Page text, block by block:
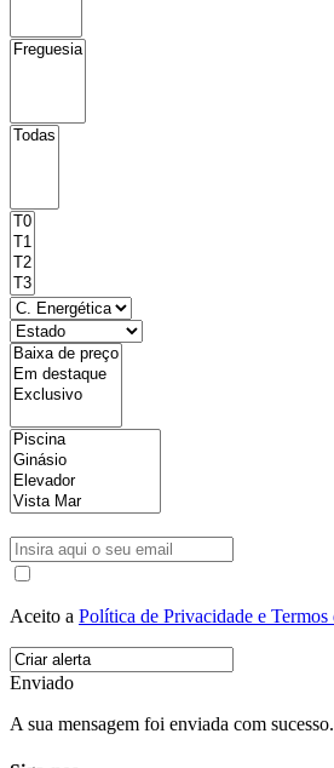
Aceito a Política de Privacidade e Termos
Enviado
A sua mensagem foi enviada com sucesso.